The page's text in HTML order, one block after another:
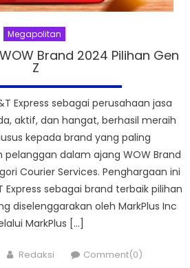
Megapolitan
Brand 2024 Pilihan Gen
Z
Express sebagai perusahaan jasa
aktif, dan hangat, berhasil meraih
kepada brand yang paling
pelanggan dalam ajang WOW Brand
Courier Services. Penghargaan ini
Express sebagai brand terbaik pilihan
diselenggarakan oleh MarkPlus Inc
MarkPlus […]
Author
Redaksi Comment(0)